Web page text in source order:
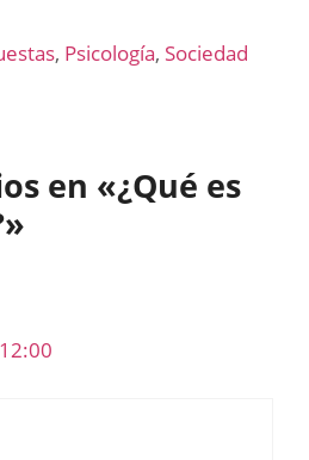
, Psicología, Sociedad
en «¿Qué es